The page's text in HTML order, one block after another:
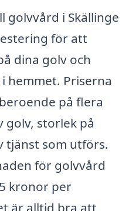
golvvård i Skällinge
för att
dina golv och
hemmet. Priserna
på flera
golv, storlek på
tjänst som utförs.
för golvvård
kronor per
är alltid bra att